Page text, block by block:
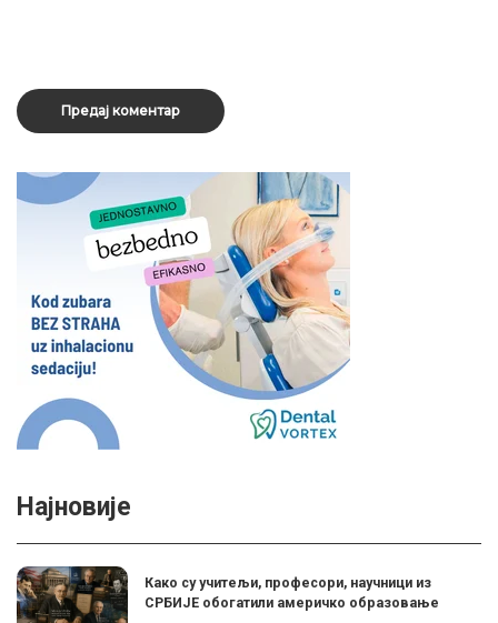
Најновије
Како су учитељи, професори, научници из
СРБИЈЕ обогатили америчко образовање